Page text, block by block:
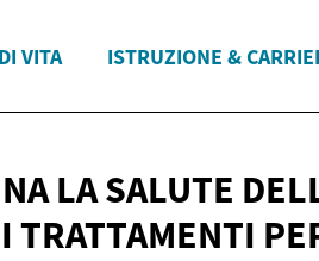
VITA ISTRUZIONE &
LA SALUTE
TRATTAMENTI